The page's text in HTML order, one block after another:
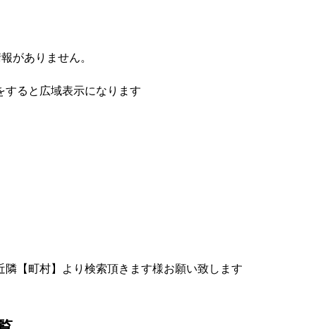
がありません。
ると広域表示になります
【町村】より検索頂きます様お願い致します